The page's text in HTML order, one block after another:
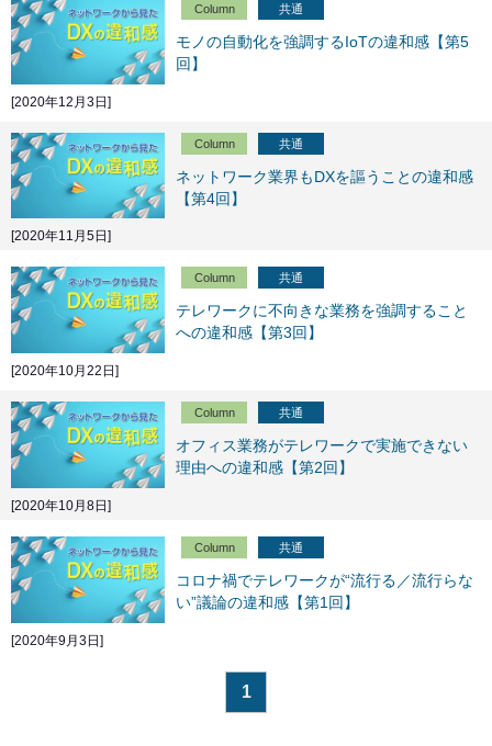
Column 共通
モノの自動化を強調するIoTの違和感【第5
回】
[2020年12月3日]
Column 共通
ネットワーク業界もDXを謳うことの違和感
【第4回】
[2020年11月5日]
Column 共通
テレワークに不向きな業務を強調すること
への違和感【第3回】
[2020年10月22日]
Column 共通
オフィス業務がテレワークで実施できない
理由への違和感【第2回】
[2020年10月8日]
Column 共通
コロナ禍でテレワークが“流行る／流行らな
い”議論の違和感【第1回】
[2020年9月3日]
1